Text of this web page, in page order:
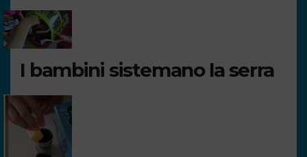
I bambini sistemano la serra